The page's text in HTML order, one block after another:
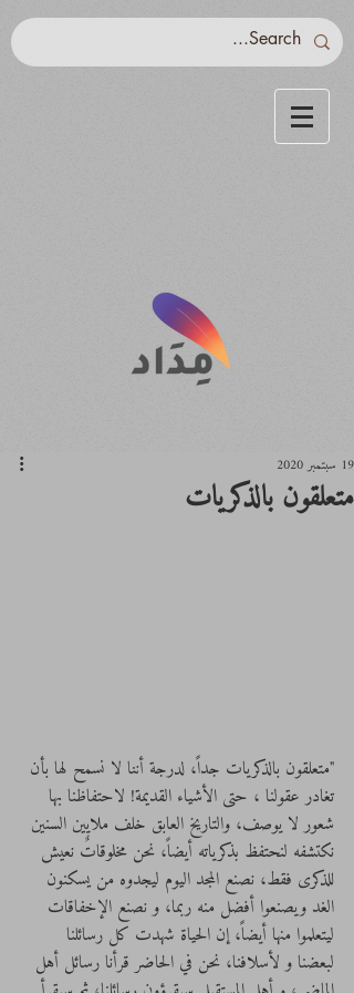
متعلقون بالذكريات
19 سبتمبر 2020
"متعلقون بالذكريات جداً، لدرجة أننا لا نسمح لها بأن
تغادر عقولنا ، حتى الأشياء القديمة! لاحتفاظنا بها
شعور لا يوصف، والتاريخ العابق خلف ملايين السنين
نكتشفه لنحتفظ بذكرياته أيضاً، نحن مخلوقاتٌ نعيش
للذكرى فقط، نصنع المجد اليوم ليجدوه من يسكنون
الغد ويصنعوا أفضل منه ربما، و نصنع الإخفاقات
ليتعلموا منها أيضاً، إن الحياة شهدت كل رسائلنا
لبعضنا و لأسلافنا، نحن في الحاضر قرأنا رسائل أهل